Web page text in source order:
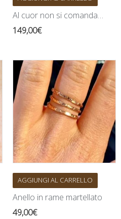
Al cuor non si comanda…
149,00€
AGGIUNGI AL CARRELLO
Anello in rame martellato
49,00€